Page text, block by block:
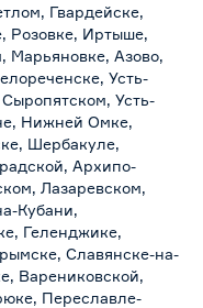
Гвардейске,
Розовке, Иртыше,
Марьяновке, Азово,
Усть-
Усть-
Нижней Омке,
Шербакуле,
Архипо-
Лазаревском,
Кубани,
Геленджике,
Славянске-на-
Варениковской,
Переславле-